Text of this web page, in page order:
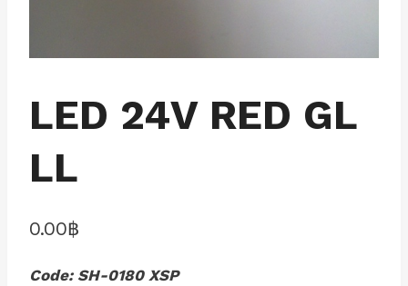
LED 24V RED GL
LL
0.00฿
Code: SH-0180 XSP